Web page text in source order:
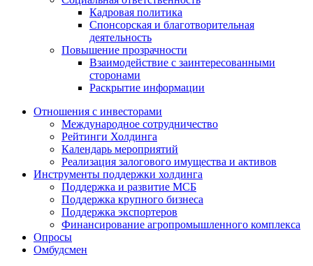
Кадровая политика
Спонсорская и благотворительная
деятельность
Повышение прозрачности
Взаимодействие с заинтересованными
сторонами
Раскрытие информации
Отношения с инвесторами
Международное сотрудничество
Рейтинги Холдинга
Календарь мероприятий
Реализация залогового имущества и активов
Инструменты поддержки холдинга
Поддержка и развитие МСБ
Поддержка крупного бизнеса
Поддержка экспортеров
Финансирование агропромышленного комплекса
Опросы
Омбудсмен